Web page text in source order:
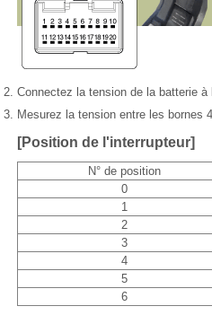
2. Connectez la tension de la batterie
3. Mesurez la tension entre les bornes
[Position de l'interrupteur]
N° de position
0
1
2
3
4
5
6